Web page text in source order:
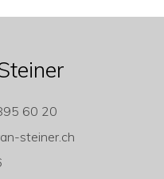
60 20
steiner.ch